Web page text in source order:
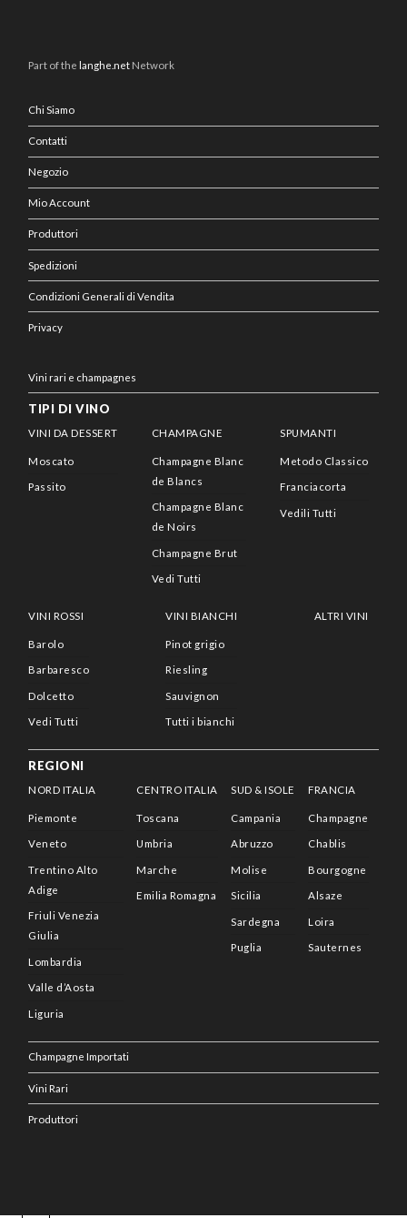
Part of thelanghe.net Network
Chi Siamo
Contatti
Negozio
Mio Account
Produttori
Spedizioni
Condizioni Generali di Vendita
Privacy
Vini rari e champagnes
TIPI DI VINO
VINI DA DESSERT
Moscato
Passito
CHAMPAGNE
Champagne Blanc
de Blancs
Champagne Blanc
de Noirs
Champagne Brut
Vedi Tutti
SPUMANTI
Metodo Classico
Franciacorta
Vedili Tutti
VINI ROSSI
Barolo
Barbaresco
Dolcetto
Vedi Tutti
VINI BIANCHI
Pinot grigio
Riesling
Sauvignon
Tutti i bianchi
ALTRI VINI
REGIONI
NORD ITALIA
Piemonte
Veneto
Trentino Alto
Adige
Friuli Venezia
Giulia
Lombardia
Valle d’Aosta
Liguria
CENTRO ITALIA
Toscana
Umbria
Marche
Emilia Romagna
SUD & ISOLE
Campania
Abruzzo
Molise
Sicilia
Sardegna
Puglia
FRANCIA
Champagne
Chablis
Bourgogne
Alsaze
Loira
Sauternes
Champagne Importati
Vini Rari
Produttori